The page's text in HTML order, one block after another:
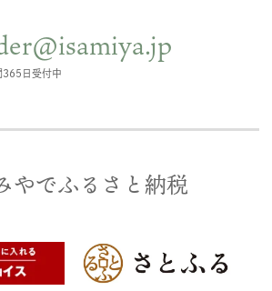
365日受付中
やでふるさと納税